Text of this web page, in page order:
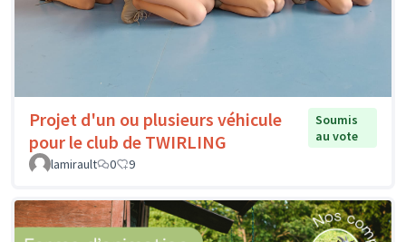
Projet d'un ou plusieurs véhicule
pour le club de TWIRLING
Soumis
au vote
lamirault
0 9